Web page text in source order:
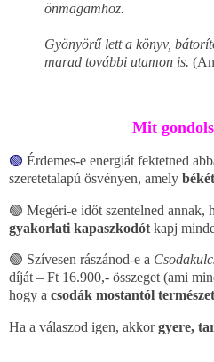
önmagamhoz.
Gyönyörű lett a könyv,
marad további utamon is. (
Mit
🟢 Érdemes-e energiát fektetned
szeretetalapú ösvényen, amely
🟢 Megéri-e időt szentelned annak,
gyakorlati kapaszkodót kapj
🟢 Szívesen rászánod-e a
díját – Ft 16.900,- összeget (ami
hogy a csodák mostantól
Ha a válaszod igen, akkorgyere,